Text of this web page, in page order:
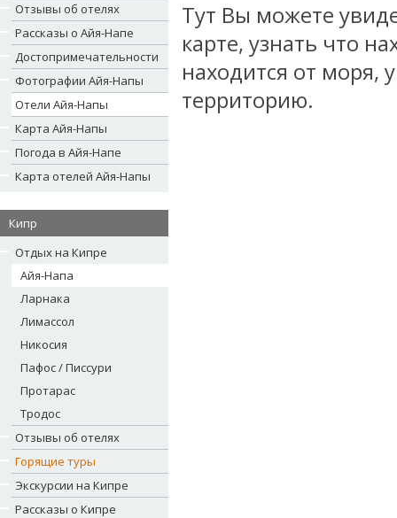
Отзывы об отелях
Рассказы о Айя-Напе
Достопримечательности
Фотографии Айя-Напы
Отели Айя-Напы
Карта Айя-Напы
Погода в Айя-Напе
Карта отелей Айя-Напы
Кипр
Отдых на Кипре
Айя-Напа
Ларнака
Лимассол
Никосия
Пафос / Писсури
Протарас
Тродос
Отзывы об отелях
Горящие туры
Экскурсии на Кипре
Рассказы о Кипре
Тут Вы можете
карте, узнать что
находится от моря,
территорию.